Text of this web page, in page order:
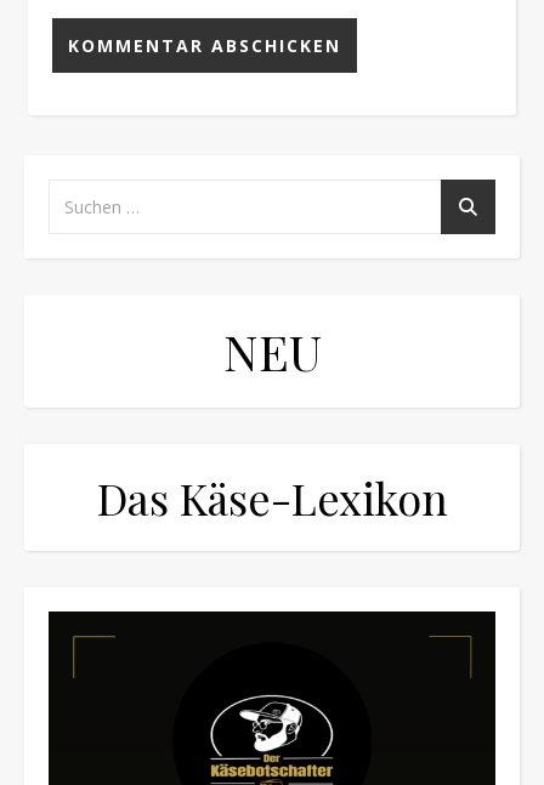
NEU
Das Käse-Lexikon